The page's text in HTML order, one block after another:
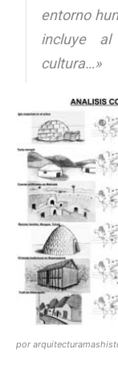
entorno
incluye
cultura…»
por